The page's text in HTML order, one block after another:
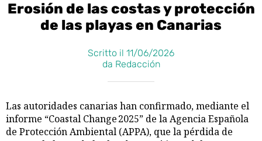
Erosión de las costas y protección
de las playas en Canarias
Scritto il 11/06/2026
da Redacción
Las autoridades canarias han confirmado, mediante el
informe “Coastal Change 2025” de la Agencia Española
de Protección Ambiental (APPA), que la pérdida de